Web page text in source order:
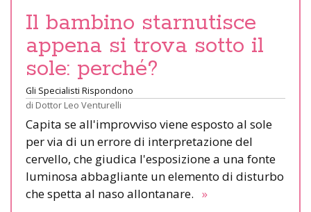
Il bambino starnutisce
appena si trova sotto il
sole: perché?
Gli Specialisti Rispondono
di Dottor Leo Venturelli
Capita se all'improvviso viene esposto al sole
per via di un errore di interpretazione del
cervello, che giudica l'esposizione a una fonte
luminosa abbagliante un elemento di disturbo
che spetta al naso allontanare. »